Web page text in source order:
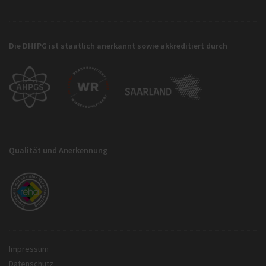
Die DHfPG ist staatlich anerkannt sowie akkreditiert durch
Qualität und Anerkennung
Impressum
Datenschutz